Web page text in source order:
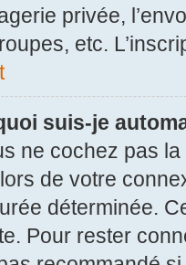
privée,
etc.
suis-je
ne cochez pas
lors de votre
déterminée.
Pour rester